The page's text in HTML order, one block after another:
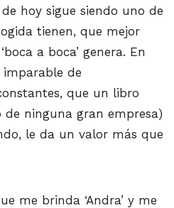
hoy sigue siendo uno de
tienen, que mejor
a boca’ genera. En
de
que un libro
ninguna gran empresa)
le da un valor más que
me brinda ‘Andra’ y me